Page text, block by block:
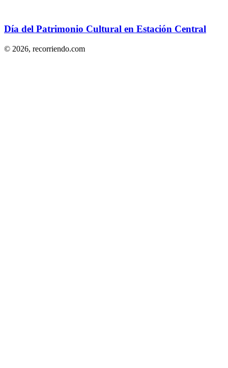
Día del Patrimonio Cultural en Estación Central
© 2026, recorriendo.com